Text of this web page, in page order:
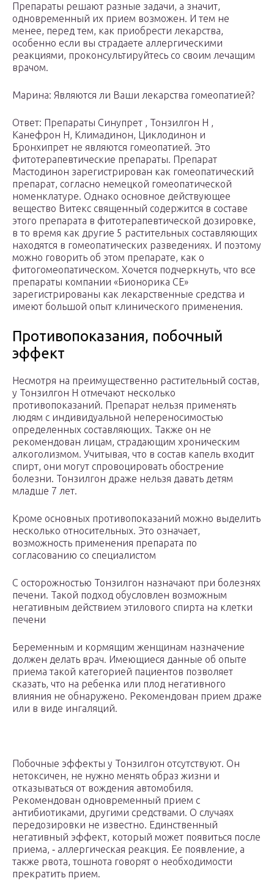
Препараты решают разные задачи, а значит,
одновременный их прием возможен. И тем не
менее, перед тем, как приобрести лекарства,
особенно если вы страдаете аллергическими
реакциями, проконсультируйтесь со своим лечащим
врачом.
Марина: Являются ли Ваши лекарства гомеопатией?
Ответ: Препараты Синупрет , Тонзилгон Н ,
Канефрон Н, Климадинон, Циклодинон и
Бронхипрет не являются гомеопатией. Это
фитотерапевтические препараты. Препарат
Мастодинон зарегистрирован как гомеопатический
препарат, согласно немецкой гомеопатической
номенклатуре. Однако основное действующее
вещество Витекс священный содержится в составе
этого препарата в фитотерапевтической дозировке,
в то время как другие 5 растительных составляющих
находятся в гомеопатических разведениях. И поэтому
можно говорить об этом препарате, как о
фитогомеопатическом. Хочется подчеркнуть, что все
препараты компании «Бионорика СЕ»
зарегистрированы как лекарственные средства и
имеют большой опыт клинического применения.
Противопоказания, побочный
эффект
Несмотря на преимущественно растительный состав,
у Тонзилгон Н отмечают несколько
противопоказаний. Препарат нельзя применять
людям с индивидуальной непереносимостью
определенных составляющих. Также он не
рекомендован лицам, страдающим хроническим
алкоголизмом. Учитывая, что в состав капель входит
спирт, они могут спровоцировать обострение
болезни. Тонзилгон драже нельзя давать детям
младше 7 лет.
Кроме основных противопоказаний можно выделить
несколько относительных. Это означает,
возможность применения препарата по
согласованию со специалистом
С осторожностью Тонзилгон назначают при болезнях
печени. Такой подход обусловлен возможным
негативным действием этилового спирта на клетки
печени
Беременным и кормящим женщинам назначение
должен делать врач. Имеющиеся данные об опыте
приема такой категорией пациентов позволяет
сказать, что на ребенка или плод негативного
влияния не обнаружено. Рекомендован прием драже
или в виде ингаляций.
Побочные эффекты у Тонзилгон отсутствуют. Он
нетоксичен, не нужно менять образ жизни и
отказываться от вождения автомобиля.
Рекомендован одновременный прием с
антибиотиками, другими средствами. О случаях
передозировки не известно. Единственный
негативный эффект, который может появиться после
приема, ‑ аллергическая реакция. Ее появление, а
также рвота, тошнота говорят о необходимости
прекратить прием.